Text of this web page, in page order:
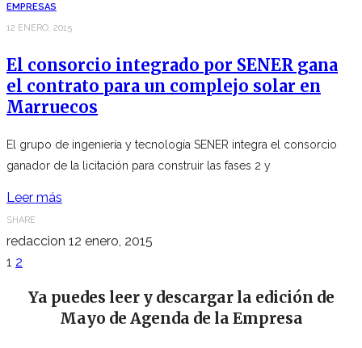
EMPRESAS
12 ENERO, 2015
El consorcio integrado por SENER gana
el contrato para un complejo solar en
Marruecos
El grupo de ingeniería y tecnología SENER integra el consorcio
ganador de la licitación para construir las fases 2 y
Leer más
SHARE
redaccion 12 enero, 2015
1 2
Ya puedes leer y descargar la edición de
Mayo de Agenda de la Empresa